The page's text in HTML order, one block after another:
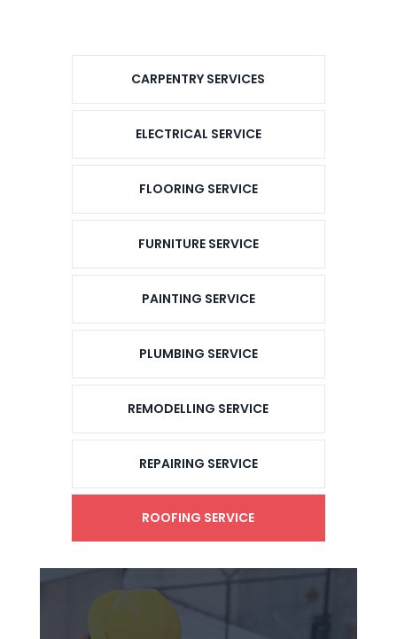
CARPENTRY SERVICES
ELECTRICAL SERVICE
FLOORING SERVICE
FURNITURE SERVICE
PAINTING SERVICE
PLUMBING SERVICE
REMODELLING SERVICE
REPAIRING SERVICE
ROOFING SERVICE